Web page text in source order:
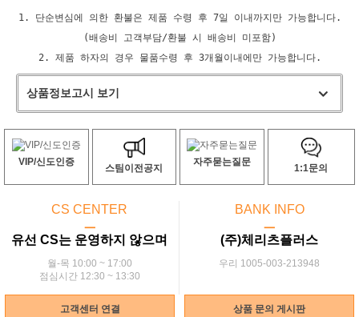
1. 단순변심에 의한 환불은 제품 수령 후 7일 이내까지만 가능합니다.
(배송비 고객부담/환불 시 배송비 미포함)
2. 제품 하자의 경우 물품수령 후 3개월이내에만 가능합니다.
상품정보고시 보기
VIP/신도인증
스팀이전공지
자주묻는질문
1:1문의
CS CENTER
ㅡ
유선 CS는 운영하지 않으며
월-목 10:00 ~ 17:00
점심시간 12:30 ~ 13:30
BANK INFO
ㅡ
(주)체리츠플러스
우리 1005-003-213948
고객센터 연결 상품 문의 게시판